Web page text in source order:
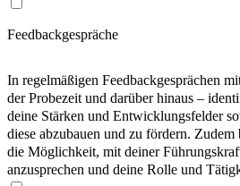
Feedbackgespräche
In regelmäßigen Feedbackgesprächen
der Probezeit und darüber hinaus –
deine Stärken und Entwicklungsfelder
diese abzubauen und zu fördern. Zudem
die Möglichkeit, mit deiner
anzusprechen und deine Rolle und